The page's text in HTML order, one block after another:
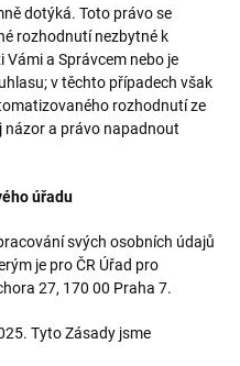
dotýká. Toto právo se
rozhodnutí nezbytné k
Vámi a Správcem nebo je
v těchto případech však
rozhodnutí ze
názor a právo napadnout
úřadu
svých osobních údajů
je pro ČR Úřad pro
27, 170 00 Praha 7.
Tyto Zásady jsme